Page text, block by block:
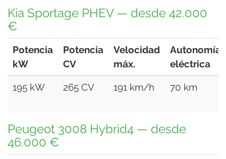
Kia Sportage PHEV — desde 42.000
€
Potencia
kW
Potencia
CV
Velocidad
máx.
Autonomía
eléctrica
195 kW 265 CV 191 km/h 70 km
Peugeot 3008 Hybrid4 — desde
46.000 €